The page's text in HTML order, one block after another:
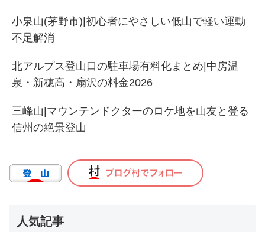
小泉山(茅野市)|初心者にやさしい低山で軽い運動
不足解消
北アルプス登山口の駐車場有料化まとめ|中房温
泉・新穂高・扇沢の料金2026
三峰山|マウンテンドクターのロケ地を山友と登る
信州の絶景登山
人気記事